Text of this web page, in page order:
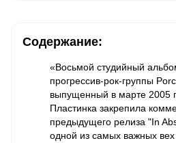
Содержание:
«Восьмой студийный
прогрессив-рок-группы
выпущенный в марте 2005
Пластинка закрепила
предыдущего релиза "In
одной из самых важных